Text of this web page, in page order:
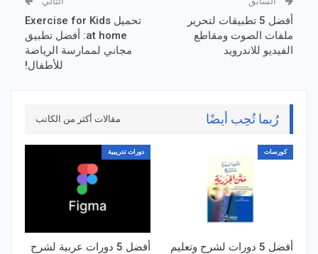
أفضل 5 تطبيقات لتحرير
ملفات الصوت ومقاطع
الفيديو للاندرويد
تحميل Exercise for Kids
at home: أفضل تطبيق
مجاني لممارسة الرياضة
للأطفال!
رُبما تُحِب أيضًا مقالات أكثر من الكاتب
كورسات
أفضل 5 دورات لشرح وتعليم
دورات تدريبية
أفضل 5 دورات عربية لشرح